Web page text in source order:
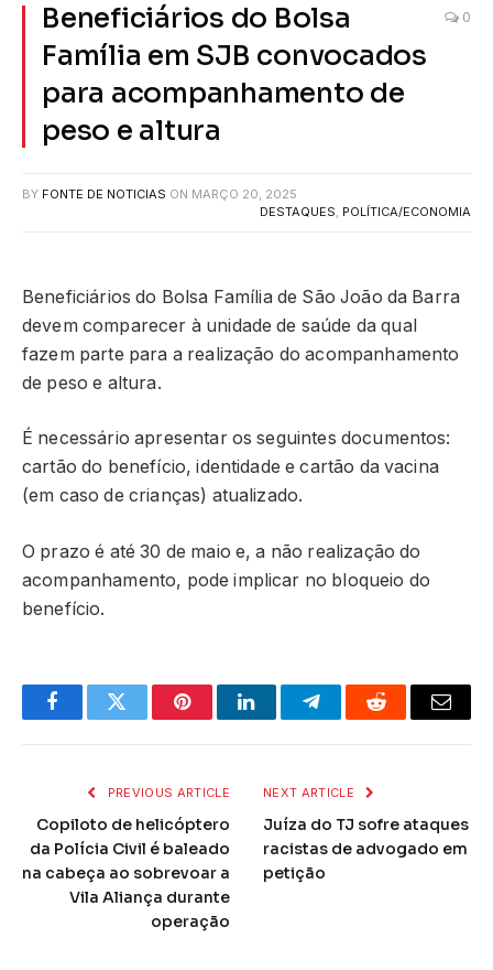
Beneficiários do Bolsa
Família em SJB convocados
para acompanhamento de
peso e altura
0
BY FONTE DE NOTICIAS ON MARÇO 20, 2025
DESTAQUES, POLÍTICA/ECONOMIA
Beneficiários do Bolsa Família de São João da Barra
devem comparecer à unidade de saúde da qual
fazem parte para a realização do acompanhamento
de peso e altura.
É necessário apresentar os seguintes documentos:
cartão do benefício, identidade e cartão da vacina
(em caso de crianças) atualizado.
O prazo é até 30 de maio e, a não realização do
acompanhamento, pode implicar no bloqueio do
benefício.
FacebookTwitter PinterestLinkedInTelegramReddit Email
PREVIOUS ARTICLE
Copiloto de helicóptero
da Polícia Civil é baleado
na cabeça ao sobrevoar a
Vila Aliança durante
operação
NEXT ARTICLE
Juíza do TJ sofre ataques
racistas de advogado em
petição